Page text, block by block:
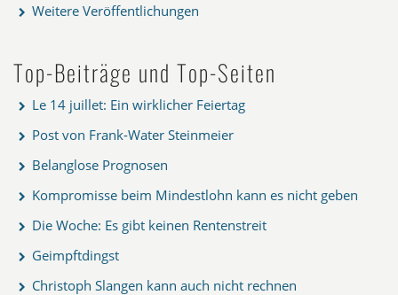
Weitere Veröffentlichungen
Top-Beiträge und Top-Seiten
Le 14 juillet: Ein wirklicher Feiertag
Post von Frank-Water Steinmeier
Belanglose Prognosen
Kompromisse beim Mindestlohn kann es nicht geben
Die Woche: Es gibt keinen Rentenstreit
Geimpftdingst
Christoph Slangen kann auch nicht rechnen